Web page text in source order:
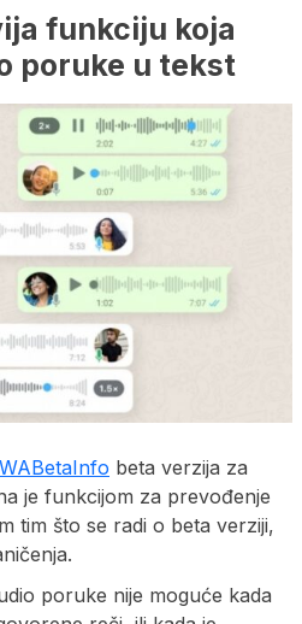
funkciju koja
poruke u tekst
beta verzija za
je funkcijom za prevođenje
tim što se radi o beta verziji,
poruke nije moguće kada